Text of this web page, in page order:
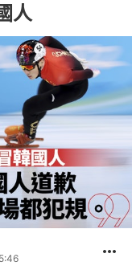
人